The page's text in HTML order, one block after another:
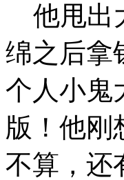
他甩出
绵之后拿
个人小鬼
版！他刚
不算，还